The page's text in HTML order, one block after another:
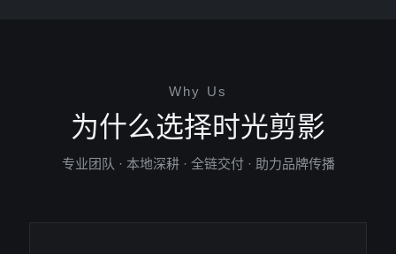
Why Us
为什么选择时光剪影
专业团队 · 本地深耕 · 全链交付 · 助力品牌传播